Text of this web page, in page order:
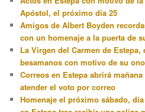
Apóstol, el próximo día 25
Amigos de Albert Boyden
con un homenaje a la puerta de
La Virgen del Carmen de Estepa,
besamanos con motivo de su
Correos en Estepa abrirá
atender el voto por correo
Homenaje el próximo sábado,